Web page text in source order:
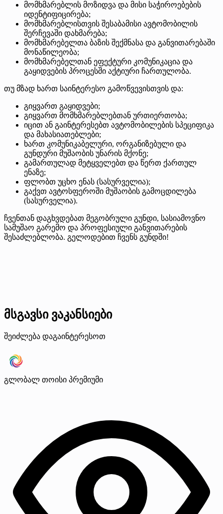
მომხმარებლის მოზიდვა და მისი საჭიროებების
იდენტიფიცირება;
მომხმარებლისთვის შესაბამისი ავტომობილის
შერჩევაში დახმარება;
მომხმარებელთა ბაზის შექმნასა და განვითარებაში
მონაწილეობა;
მომხმარებელთან ეფექტური კომუნიკაცია და
გაყიდვების პროცესში აქტიური ჩართულობა.
თუ მზად ხართ საინტერესო გამოწვევისთვის და:
გიყვართ გაყიდვები;
გიყვართ მომხმარებლებთან ურთიერთობა;
იცით ან გაინტერესებთ ავტომობილების სპეციფიკა
და მახასიათებლები;
ხართ კომუნიკაბელური, ორგანიზებული და
გუნდური მუშაობის უნარის მქონე;
გამართულად მეტყველებთ და წერთ ქართულ
ენაზე;
ფლობთ უცხო ენას (სასურველია);
გაქვთ ავტოსფეროში მუშაობის გამოცდილება
(სასურველია).
ჩვენთან დაგხვდებათ მეგობრული გუნდი, სასიამოვნო
სამუშაო გარემო და პროფესიული განვითარების
შესაძლებლობა. გელოდებით ჩვენს გუნდში!
მსგავსი ვაკანსიები
შეიძლება დაგაინტერესოთ
გლობალ თოისი პრემიუმი